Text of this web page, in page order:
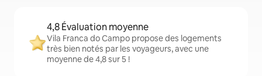
4,8 Évaluation moyenne
Vila Franca do Campo propose des logements
très bien notés par les voyageurs, avec une
moyenne de 4,8 sur 5 !